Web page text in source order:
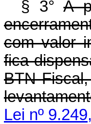
§ 3°A
com valor
fica
BTN
Lei nº